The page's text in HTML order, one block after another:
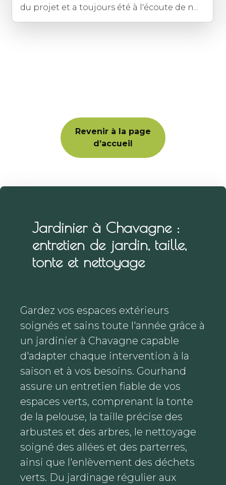
détail et la satisfaction du cli...
Revenir à la page
d’accueil
Jardinier à Chavagne :
entretien de jardin, taille,
tonte et nettoyage
Gardez vos espaces extérieurs
soignés et sains toute l'année grâce à
un jardinier à Chavagne capable
d'adapter chaque intervention à la
saison et à vos besoins. Gourhand
assure un entretien fiable de vos
espaces verts, comprenant la tonte
de la pelouse, la taille précise des
arbustes et des arbres, le nettoyage
soigné des allées et des parterres,
ainsi que l'enlèvement des déchets
verts. Du jardinage régulier aux